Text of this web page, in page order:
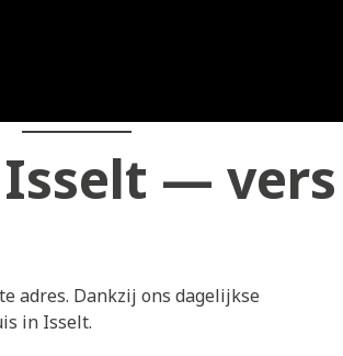
—
adres. Dankzij ons dagelijkse
in Isselt.